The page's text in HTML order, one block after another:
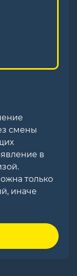
смены
в
только
иначе